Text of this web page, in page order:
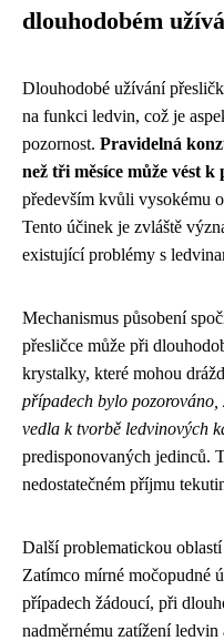
dlouhodobém
Dlouhodobé užívání
na funkci ledvin, což je
pozornost. Pravidelná
než tři měsíce může vést
především kvůli vysokému
Tento účinek je zvláště
existující problémy s
Mechanismus působení
přesličce může při
krystalky, které mohou
případech bylo pozorováno,
vedla k tvorbě ledvinových
predisponovaných jedinců.
nedostatečném příjmu
Další problematickou
Zatímco mírné močopudné
případech žádoucí, při
nadměrnému zatížení